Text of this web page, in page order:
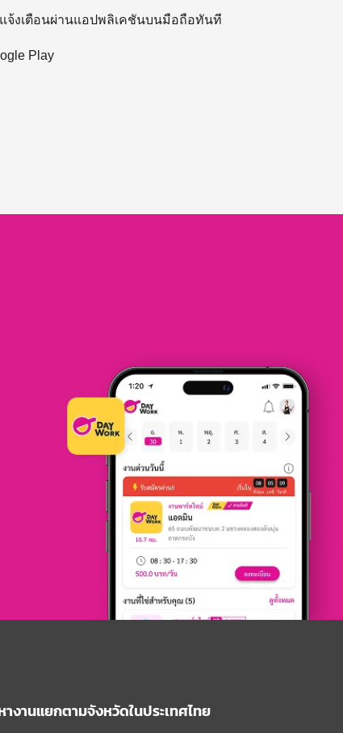
จ้งเตือนผ่านแอปพลิเคชันบนมือถือทันที
Play
างานแยกตามจังหวัดในประเทศไทย